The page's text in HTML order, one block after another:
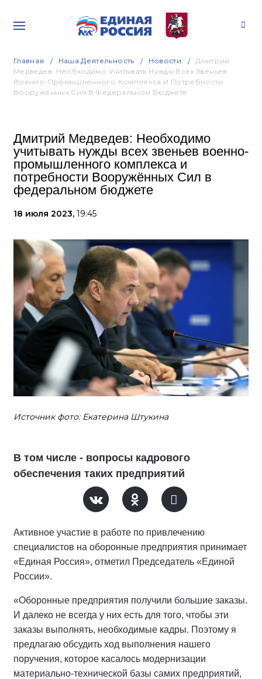
Главная Наша Деятельность Новости
Дмитрий
Медведев: Необходимо Учитывать Нужды Всех Звеньев
Военно-Промышленного Комплекса И Потребности
Вооружённых Сил В Федеральном Бюджете
Дмитрий Медведев: Необходимо
учитывать нужды всех звеньев военно-
промышленного комплекса и
потребности Вооружённых Сил в
федеральном бюджете
18 июля 2023, 19:45
Источник фото: Екатерина Штукина
В том числе - вопросы кадрового
обеспечения таких предприятий
Активное участие в работе по привлечению
специалистов на оборонные предприятия принимает
«Единая Россия», отметил Председатель «Единой
России».
«Оборонные предприятия получили большие заказы.
И далеко не всегда у них есть для того, чтобы эти
заказы выполнять, необходимые кадры. Поэтому я
предлагаю обсудить ход выполнения нашего
поручения, которое касалось модернизации
материально-технической базы самих предприятий,